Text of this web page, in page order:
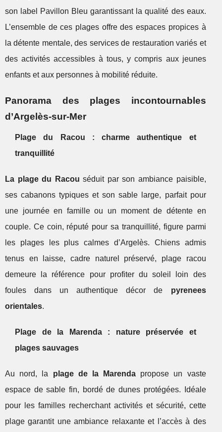
son label Pavillon Bleu garantissant la qualité des eaux.
L’ensemble de ces plages offre des espaces propices à
la détente mentale, des services de restauration variés et
des activités accessibles à tous, y compris aux jeunes
enfants et aux personnes à mobilité réduite.
Panorama des plages incontournables
d’Argelès-sur-Mer
Plage du Racou : charme authentique et
tranquillité
La plage du Racou séduit par son ambiance paisible,
ses cabanons typiques et son sable large, parfait pour
une journée en famille ou un moment de détente en
couple. Ce coin, réputé pour sa tranquillité, figure parmi
les plages les plus calmes d’Argelès. Chiens admis
tenus en laisse, cadre naturel préservé, plage racou
demeure la référence pour profiter du soleil loin des
foules dans un authentique décor de pyrenees
orientales.
Plage de la Marenda : nature préservée et
plages sauvages
Au nord, la plage de la Marenda propose un vaste
espace de sable fin, bordé de dunes protégées. Idéale
pour les familles recherchant activités et sécurité, cette
plage garantit une ambiance relaxante et l’accès à des